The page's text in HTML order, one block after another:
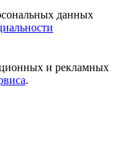
данных
и рекламных
.